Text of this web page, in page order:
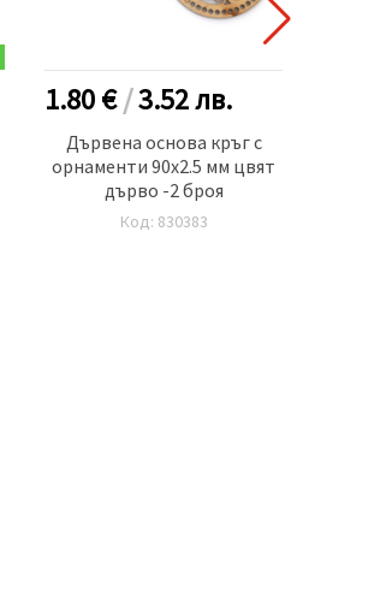
1.80 €/3.52лв.
Дървена основа кръг с
орнаменти 90x2.5 мм цвят
дърво -2 броя
Код: 830383